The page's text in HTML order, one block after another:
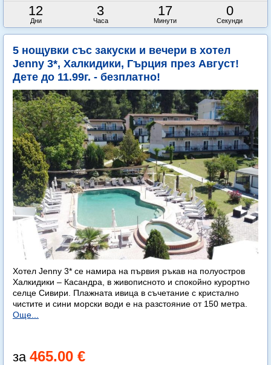
12
Дни
3
Часа
16
Минути
59
Секунди
5 нощувки със закуски и вечери в хотел
Jenny 3*, Халкидики, Гърция през Август!
Дете до 11.99г. - безплатно!
Хотел Jenny 3* се намира на първия ръкав на полуостров
Халкидики – Касандра, в живописното и спокойно курортно
селце Сивири. Плажната ивица в съчетание с кристално
чистите и сини морски води е на разстояние от 150 метра.
Още...
465.00 €